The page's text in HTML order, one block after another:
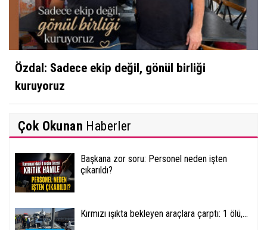
Özdal: Sadece ekip değil, gönül birliği
kuruyoruz
Çok Okunan Haberler
Başkana zor soru: Personel neden işten
çıkarıldı?
Kırmızı ışıkta bekleyen araçlara çarptı: 1 ölü,...